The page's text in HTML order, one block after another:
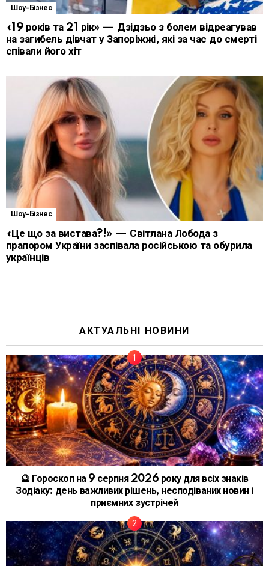
Шоу-Бізнес
«19 років та 21 рік» — Дзідзьо з болем відреагував
на загибель дівчат у Запоріжжі, які за час до смерті
співали його хіт
Шоу-Бізнес
«Це що за вистава?!» — Світлана Лобода з
прапором України заспівала російською та обурила
українців
АКТУАЛЬНІ НОВИНИ
🔮 Гороскоп на 9 серпня 2026 року для всіх знаків
Зодіаку: день важливих рішень, несподіваних новин і
приємних зустрічей